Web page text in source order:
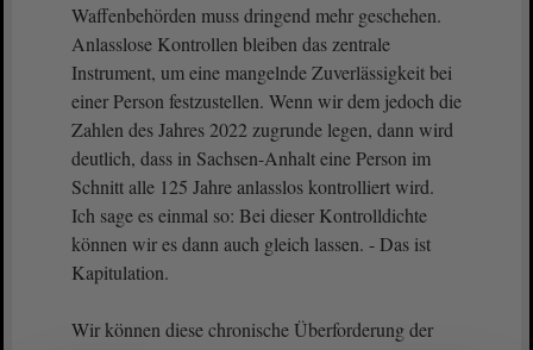
Waffenbehörden muss dringend mehr geschehen.
Anlasslose Kontrollen bleiben das zentrale
Instrument, um eine mangelnde Zuverlässigkeit bei
einer Person festzustellen. Wenn wir dem jedoch die
Zahlen des Jahres 2022 zugrunde legen, dann wird
deutlich, dass in Sachsen-Anhalt eine Person im
Schnitt alle 125 Jahre anlasslos kontrolliert wird.
Ich sage es einmal so: Bei dieser Kontrolldichte
können wir es dann auch gleich lassen. - Das ist
Kapitulation.
Wir können diese chronische Überforderung der